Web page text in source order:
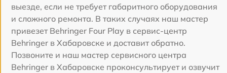
выезде, если не требует габаритного оборудования
и сложного ремонта. В таких случаях наш мастер
привезет Behringer Four Play в сервис-центр
Behringer в Хабаровске и доставит обратно.
Позвоните и наш мастер сервисного центра
Behringer в Хабаровске проконсультирует и озвучит